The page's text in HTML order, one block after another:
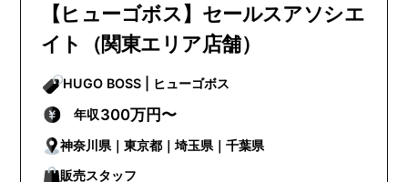
【ヒューゴボス】セールスアソシエ
イト（関東エリア店舗）
HUGO BOSS | ヒューゴボス
年収300万円〜
神奈川県｜東京都｜埼玉県｜千葉県
販売スタッフ